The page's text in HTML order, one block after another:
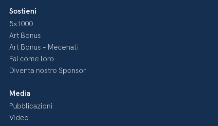
Sostieni
5×1000
Art Bonus
Art Bonus – Mecenati
Fai come loro
Diventa nostro Sponsor
Media
Pubblicazioni
Video